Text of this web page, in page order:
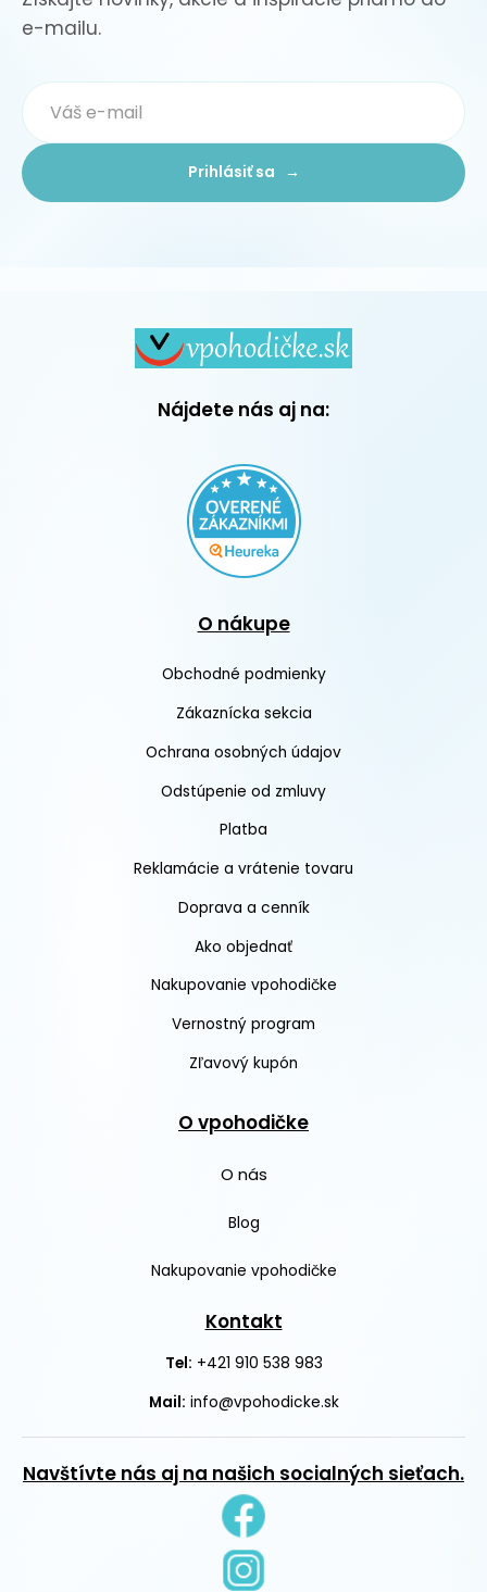
e-mailu.
Prihlásiť sa →
Nájdete nás aj na:
O nákupe
Obchodné podmienky
Zákaznícka sekcia
Ochrana osobných údajov
Odstúpenie od zmluvy
Platba
Reklamácie a vrátenie tovaru
Doprava a cenník
Ako objednať
Nakupovanie vpohodičke
Vernostný program
Zľavový kupón
O vpohodičke
O nás
Blog
Nakupovanie vpohodičke
Kontakt
Tel: +421 910 538 983
Mail: info@vpohodicke.sk
Navštívte nás aj na našich socialných sieťach.